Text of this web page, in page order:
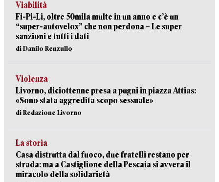
Viabilità
Fi-Pi-Li, oltre 50mila multe in un anno e c’è un
“super-autovelox” che non perdona – Le super
sanzioni e tutti i dati
di Danilo Renzullo
Violenza
Livorno, diciottenne presa a pugni in piazza Attias:
«Sono stata aggredita scopo sessuale»
di Redazione Livorno
La storia
Casa distrutta dal fuoco, due fratelli restano per
strada: ma a Castiglione della Pescaia si avvera il
miracolo della solidarietà